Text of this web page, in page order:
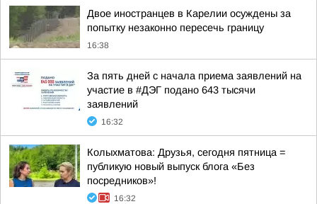
Двое иностранцев в Карелии осуждены за
попытку незаконно пересечь границу
16:38
За пять дней с начала приема заявлений на
участие в #ДЭГ подано 643 тысячи
заявлений
16:32
Колыхматова: Друзья, сегодня пятница =
публикую новый выпуск блога «Без
посредников»!
16:32